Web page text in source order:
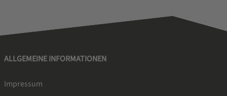
ALLGEMEINE INFORMATIONEN
Impressum